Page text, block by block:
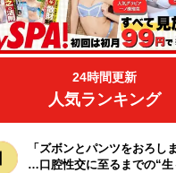
24時間更新
人気ランキング
「ズボンとパンツをおろし
…口腔性交に至るまでの“生